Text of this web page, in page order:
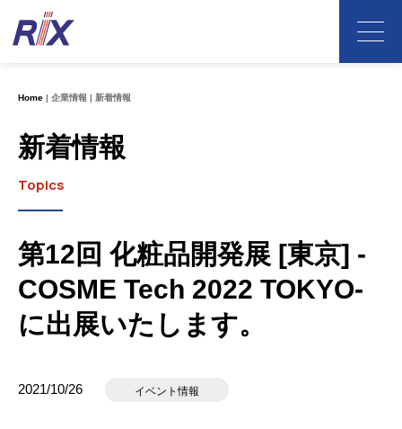
Home 企業情報 新着情報
新着情報
Topics
第12回 化粧品開発展 [東京] -
COSME Tech 2022 TOKYO-
に出展いたします。
2021/10/26 イベント情報